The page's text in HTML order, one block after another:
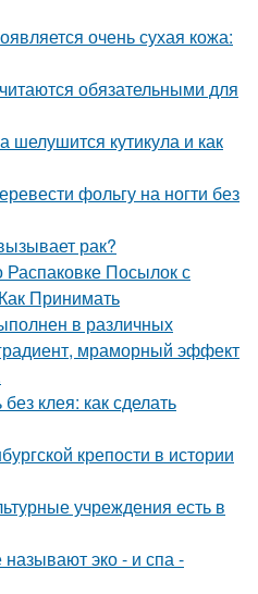
очень сухая кожа:
обязательными для
кутикула и как
фольгу на ногти без
рак?
Посылок с
Принимать
в различных
мраморный эффект
клея: как сделать
крепости в истории
учреждения есть в
эко - и спа -